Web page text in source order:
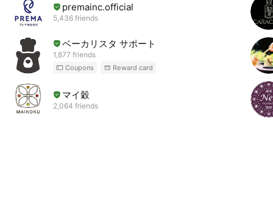
premainc.official
5,436 friends
ベーカリスタ サポート
1,877 friends
Coupons Reward card
マイ穀
2,064 friends